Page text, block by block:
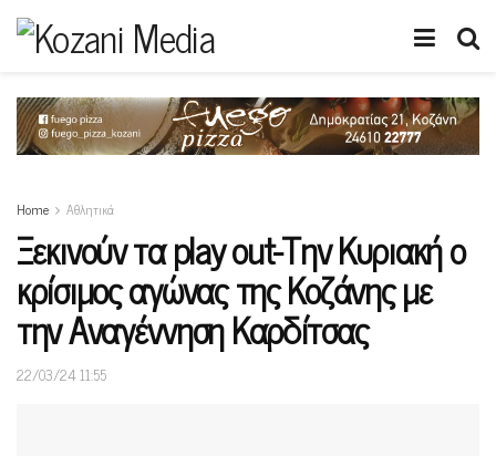
Home Αθλητικά
Ξεκινούν τα play out-Την Κυριακή ο
κρίσιμος αγώνας της Κοζάνης με
την Αναγέννηση Καρδίτσας
22/03/24 11:55